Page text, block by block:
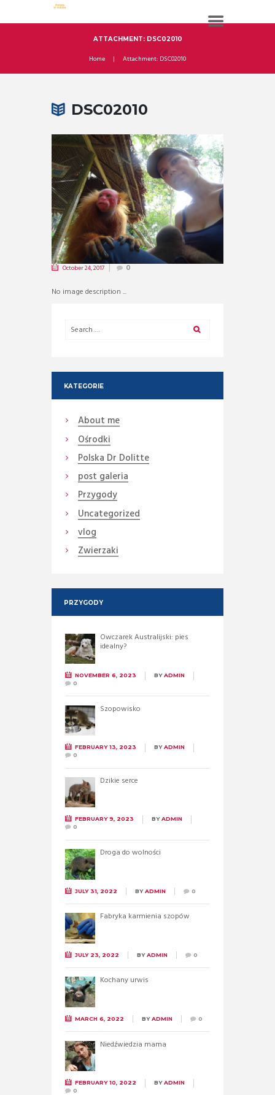
ATTACHMENT: DSC02010
Home Attachment: DSC02010
DSC02010
October 24, 2017 0
No image description ...
KATEGORIE
About me
Ośrodki
Polska Dr Dolitte
post galeria
Przygody
Uncategorized
vlog
Zwierzaki
PRZYGODY
Owczarek Australijski: pies
idealny?
NOVEMBER 6, 2023 BYADMIN
0
Szopowisko
FEBRUARY 13, 2023 BYADMIN
0
Dzikie serce
FEBRUARY 9, 2023 BYADMIN
0
Droga do wolności
JULY 31, 2022 BYADMIN 0
Fabryka karmienia szopów
JULY 23, 2022 BYADMIN 0
Kochany urwis
MARCH 6, 2022 BYADMIN 0
Niedźwiedzia mama
FEBRUARY 10, 2022 BYADMIN
0